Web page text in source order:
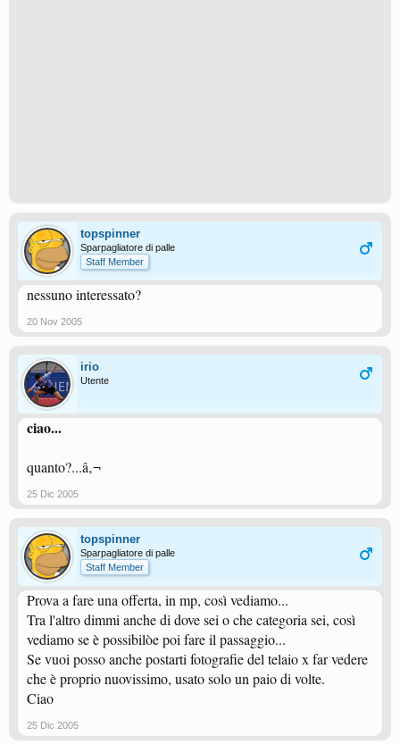
topspinner
Sparpagliatore di palle
Staff Member
nessuno interessato?
20 Nov 2005
irio
Utente
ciao...
quanto?...â‚¬
25 Dic 2005
topspinner
Sparpagliatore di palle
Staff Member
Prova a fare una offerta, in mp, così vediamo...
Tra l'altro dimmi anche di dove sei o che categoria sei, così
vediamo se è possibilòe poi fare il passaggio...
Se vuoi posso anche postarti fotografie del telaio x far vedere
che è proprio nuovissimo, usato solo un paio di volte.
Ciao
25 Dic 2005